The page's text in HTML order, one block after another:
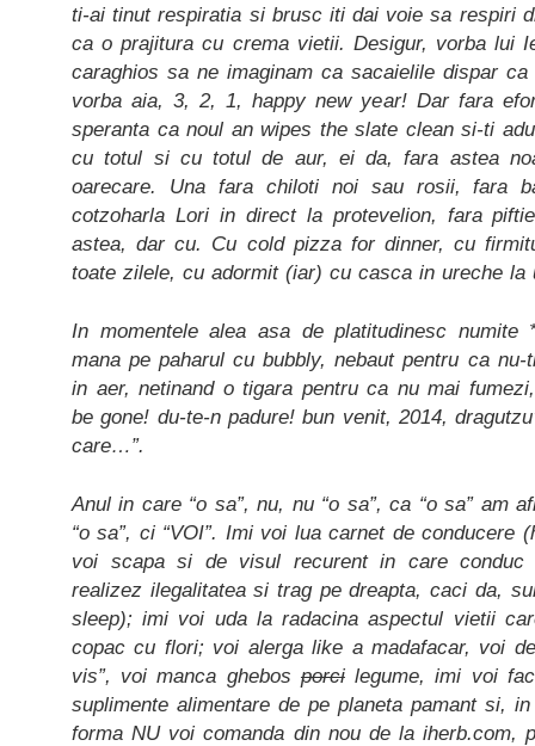
ti-ai tinut respiratia si brusc iti dai voie sa respiri
ca o prajitura cu crema vietii. Desigur, vorba lui
caraghios sa ne imaginam ca sacaielile dispar
vorba aia, 3, 2, 1, happy new year! Dar fara
speranta ca noul an wipes the slate clean si-ti
cu totul si cu totul de aur, ei da, fara astea
oarecare. Una fara chiloti noi sau rosii, fara
cotzoharla Lori in direct la protevelion, fara
astea, dar cu. Cu cold pizza for dinner, cu
toate zilele, cu adormit (iar) cu casca in ureche la
In momentele alea asa de platitudinesc numite
mana pe paharul cu bubbly, nebaut pentru ca
in aer, netinand o tigara pentru ca nu mai
be gone! du-te-n padure! bun venit, 2014,
care…”.
Anul in care “o sa”, nu, nu “o sa”, ca “o sa” am
“o sa”, ci “VOI”. Imi voi lua carnet de conducere
voi scapa si de visul recurent in care conduc
realizez ilegalitatea si trag pe dreapta, caci da,
sleep); imi voi uda la radacina aspectul vietii
copac cu flori; voi alerga like a madafacar, voi
vis”, voi manca ghebos porcilegume, imi voi
suplimente alimentare de pe planeta pamant si,
forma NU voi comanda din nou de la iherb.com,